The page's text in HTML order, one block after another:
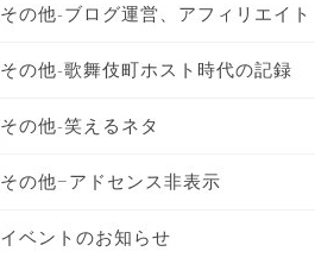
その他-ブログ運営、アフィリエイト
その他-歌舞伎町ホスト時代の記録
その他-笑えるネタ
その他−アドセンス非表示
イベントのお知らせ